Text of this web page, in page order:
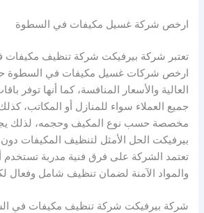
ارخص شركة غسيل مكيفات في السطوة
تعتبر شركة بيرفيكت شركة تنظيف
ارخص شركات غسيل مكيفات في السطوة
العالية والأسعار المنافسة، كما أنها توفر
جميع العملاء سواء للمنازل أو المكاتب،
مخصصة حسب نوع المكيف وحجمه، لذلك
بيرفيكت الحل الأمثل لتنظيف المكيفات دون
تعتمد الشركة على فرق فنية مدربة
والمواد الآمنة لضمان تنظيف شامل وفعال
شركة بيرفيكت شركة تنظيف مكيفات في